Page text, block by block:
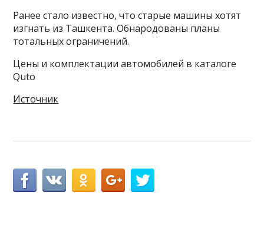
Ранее стало известно, что старые машины хотят
изгнать из Ташкента. Обнародованы планы
тотальных ограничений.
Цены и комплектации автомобилей в каталоге
Quto
Источник